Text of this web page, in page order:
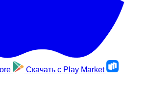
Скачать с Play Market